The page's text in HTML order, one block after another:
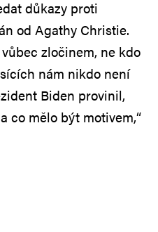
důkazy proti
od Agathy Christie.
zločinem, ne kdo
nám nikdo není
Biden provinil,
co mělo být motivem,“